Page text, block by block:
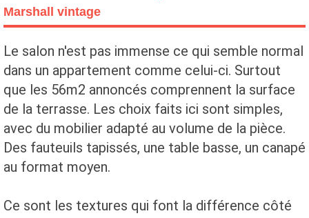
Marshall vintage
Le salon n'est pas immense ce qui semble normal
dans un appartement comme celui-ci. Surtout
que les 56m2 annoncés comprennent la surface
de la terrasse. Les choix faits ici sont simples,
avec du mobilier adapté au volume de la pièce.
Des fauteuils tapissés, une table basse, un canapé
au format moyen.
Ce sont les textures qui font la différence côté